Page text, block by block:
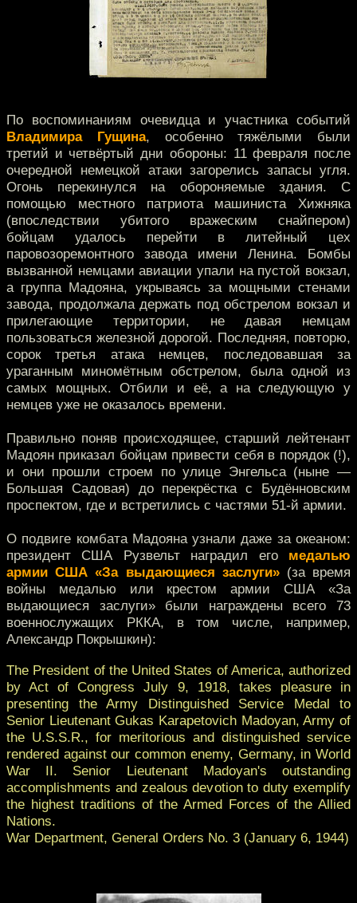
По воспоминаниям очевидца и участника событий
Владимира Гущина, особенно тяжёлыми были
третий и четвёртый дни обороны: 11 февраля после
очередной немецкой атаки загорелись запасы угля.
Огонь перекинулся на обороняемые здания. С
помощью местного патриота машиниста Хижняка
(впоследствии убитого вражеским снайпером)
бойцам удалось перейти в литейный цех
паровозоремонтного завода имени Ленина. Бомбы
вызванной немцами авиации упали на пустой вокзал,
а группа Мадояна, укрываясь за мощными стенами
завода, продолжала держать под обстрелом вокзал и
прилегающие территории, не давая немцам
пользоваться железной дорогой. Последняя, повторю,
сорок третья атака немцев, последовавшая за
ураганным миномётным обстрелом, была одной из
самых мощных. Отбили и её, а на следующую у
немцев уже не оказалось времени.
Правильно поняв происходящее, старший лейтенант
Мадоян приказал бойцам привести себя в порядок (!),
и они прошли строем по улице Энгельса (ныне —
Большая Садовая) до перекрёстка с Будённовским
проспектом, где и встретились с частями 51-й армии.
О подвиге комбата Мадояна узнали даже за океаном:
президент США Рузвельт наградил его медалью
армии США «За выдающиеся заслуги»(за время
войны медалью или крестом армии США «За
выдающиеся заслуги» были награждены всего 73
военнослужащих РККА, в том числе, например,
Александр Покрышкин):
The President of the United States of America, authorized
by Act of Congress July 9, 1918, takes pleasure in
presenting the Army Distinguished Service Medal to
Senior Lieutenant Gukas Karapetovich Madoyan, Army of
the U.S.S.R., for meritorious and distinguished service
rendered against our common enemy, Germany, in World
War II. Senior Lieutenant Madoyan's outstanding
accomplishments and zealous devotion to duty exemplify
the highest traditions of the Armed Forces of the Allied
Nations.
War Department, General Orders No. 3 (January 6, 1944)